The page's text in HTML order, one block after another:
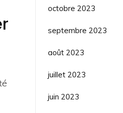
octobre 2023
septembre 2023
août 2023
juillet 2023
juin 2023